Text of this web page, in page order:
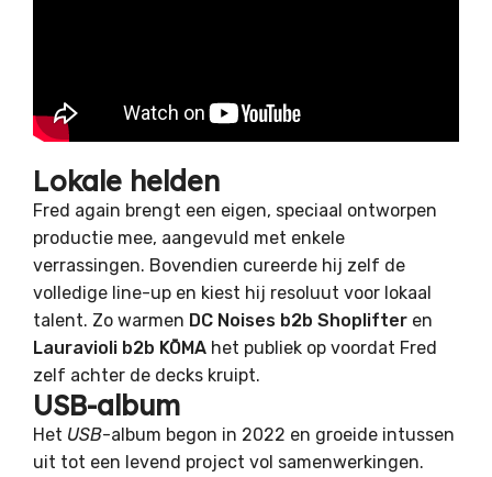
Lokale helden
Fred again brengt een eigen, speciaal ontworpen
productie mee, aangevuld met enkele
verrassingen. Bovendien cureerde hij zelf de
volledige line-up en kiest hij resoluut voor lokaal
talent. Zo warmen DC Noises b2b Shoplifter en
Lauravioli b2b KŌMA het publiek op voordat Fred
zelf achter de decks kruipt.
USB-album
Het USB-album begon in 2022 en groeide intussen
uit tot een levend project vol samenwerkingen.